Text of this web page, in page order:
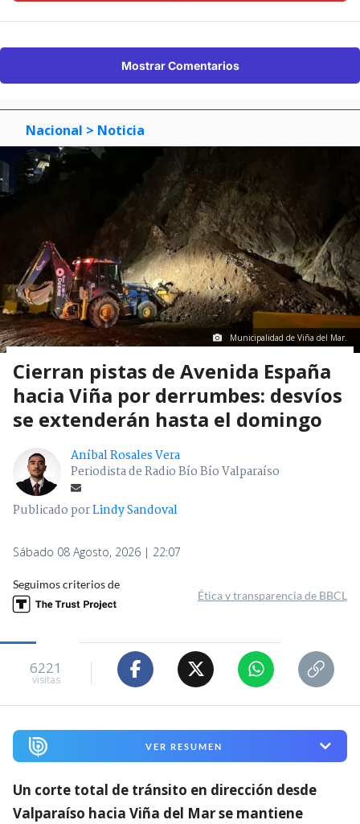
Mostrar Comentarios
Nacional > Noticia
Municipalidad de Viña del Mar.
Cierran pistas de Avenida España
hacia Viña por derrumbes: desvíos
se extenderán hasta el domingo
Aníbal Rosales Vera
Periodista de Radio Bío Bío Valparaíso
Publicado porLindy Sandoval
Sábado 08 Agosto, 2026 | 22:07
Seguimos criterios de
Ética y transparencia de BBCL
6221
visitas
VER RESUMEN
Un corte total de tránsito en dirección desde
Valparaíso hacia Viña del Mar se mantiene